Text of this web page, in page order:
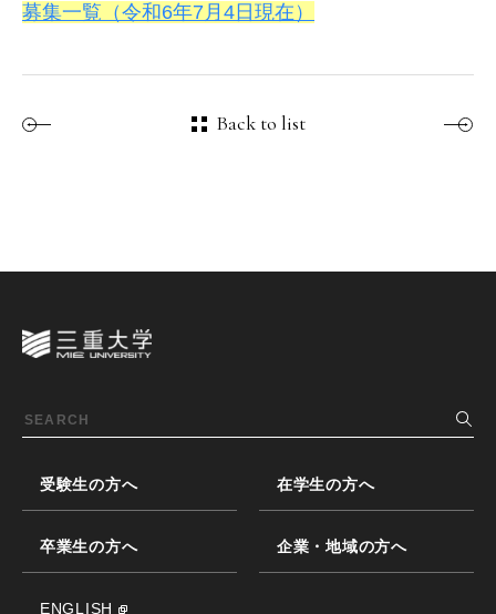
募集一覧（令和6年7月4日現在）
Back to list
受験生の方へ 在学生の方へ
卒業生の方へ 企業・地域の方へ
ENGLISH